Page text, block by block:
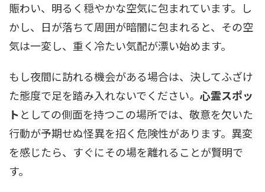
賑わい、明るく穏やかな空気に包まれています。し
かし、日が落ちて周囲が暗闇に包まれると、その空
気は一変し、重く冷たい気配が漂い始めます。
もし夜間に訪れる機会がある場合は、決してふざけ
た態度で足を踏み入れないでください。 心霊スポッ
トとしての側面を持つこの場所では、敬意を欠いた
行動が予期せぬ怪異を招く危険性があります。異変
を感じたら、すぐにその場を離れることが賢明で
す。